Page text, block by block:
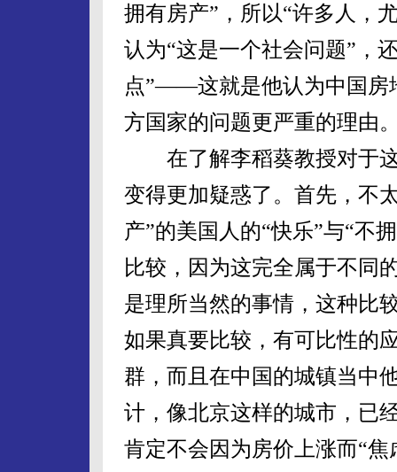
拥有房产”，所以“许多人，
认为“这是一个社会问题”，
点”——这就是他认为中国房
方国家的问题更严重的理由
在了解李稻葵教授对于这
变得更加疑惑了。首先，不
产”的美国人的“快乐”与“不
比较，因为这完全属于不同
是理所当然的事情，这种比
如果真要比较，有可比性的
群，而且在中国的城镇当中
计，像北京这样的城市，已
肯定不会因为房价上涨而“焦